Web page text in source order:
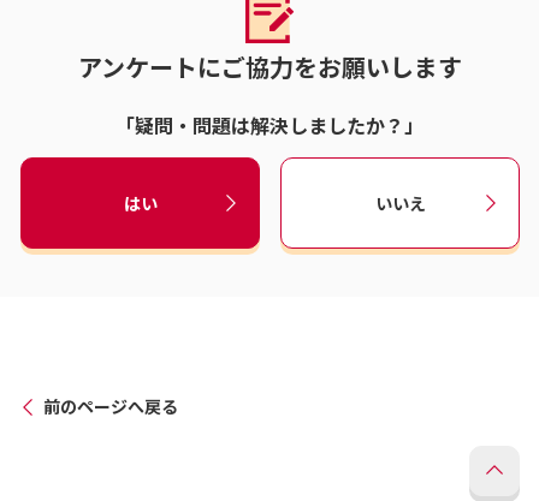
アンケートにご協力をお願いします
「疑問・問題は解決しましたか？」
はい いいえ
前のページへ戻る